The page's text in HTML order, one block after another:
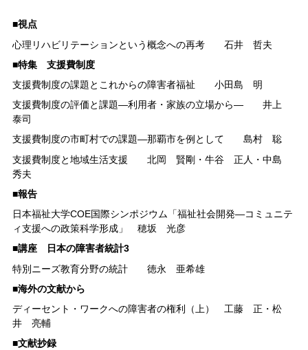
■視点
心理リハビリテーションという概念への再考 石井 哲夫
■特集 支援費制度
支援費制度の課題とこれからの障害者福祉 小田島 明
支援費制度の評価と課題―利用者・家族の立場から― 井上
泰司
支援費制度の市町村での課題―那覇市を例として 島村 聡
支援費制度と地域生活支援 北岡 賢剛・牛谷 正人・中島
秀夫
■報告
日本福祉大学COE国際シンポジウム「福祉社会開発―コミュニテ
ィ支援への政策科学形成」 穂坂 光彦
■講座 日本の障害者統計3
特別ニーズ教育分野の統計 徳永 亜希雄
■海外の文献から
ディーセント・ワークへの障害者の権利（上） 工藤 正・松
井 亮輔
■文献抄録